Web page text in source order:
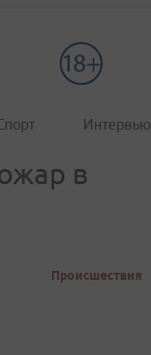
Интервью
в
Происшествия